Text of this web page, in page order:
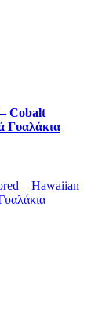
Cobalt
Γυαλάκια